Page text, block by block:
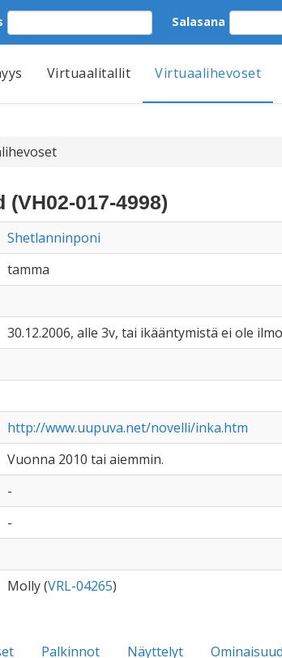
Salasana
Virtuaalitallit Virtuaalihevoset
(VH02-017-4998)
Shetlanninponi
tamma
30.12.2006, alle 3v, tai ikääntymistä ei ole
http://www.uupuva.net/novelli/inka.htm
Vuonna 2010 tai aiemmin.
-
-
Molly (VRL-04265)
Palkinnot Näyttelyt